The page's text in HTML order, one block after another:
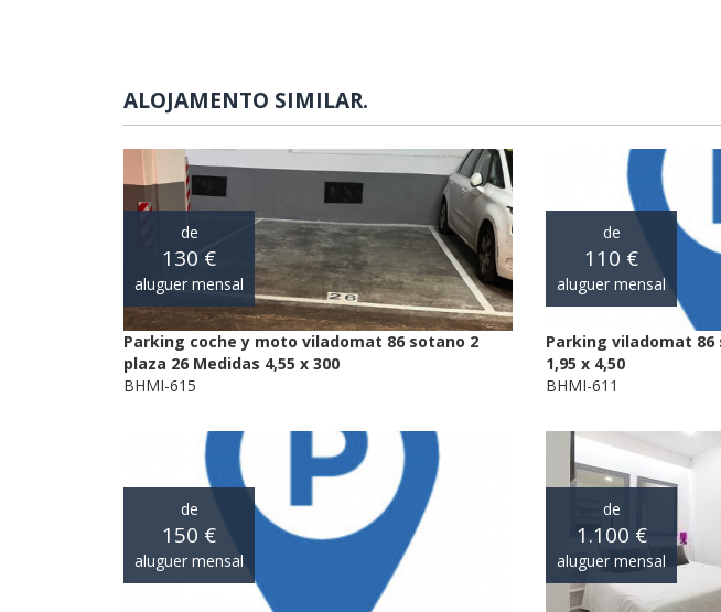
ALOJAMENTO SIMILAR.
de
130 €
aluguer mensal
Parking coche y moto viladomat 86 sotano 2
plaza 26 Medidas 4,55 x 300
BHMI-615
de
110 €
aluguer mensal
Parking viladomat 86
1,95 x 4,50
BHMI-611
de
150 €
aluguer mensal
de
1.100 €
aluguer mensal